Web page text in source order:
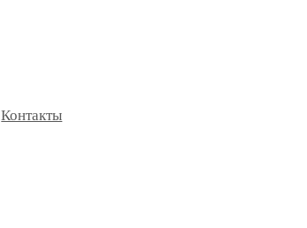
Контакты